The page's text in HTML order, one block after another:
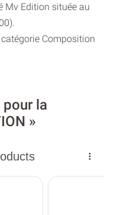
Mv Edition située au
Composition
la
»